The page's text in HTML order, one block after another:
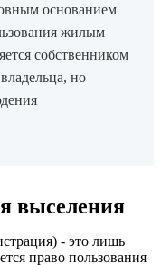
основанием
жилым
собственником
но
выселения
- это лишь
право пользования